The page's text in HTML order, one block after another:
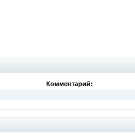
Комментарий: